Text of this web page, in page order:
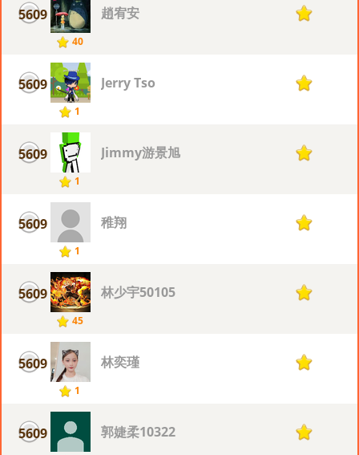
5609
40
趙宥安 1
5609
1
Jerry Tso 1
5609
1
Jimmy游景旭 1
5609
1
稚翔 1
5609
45
林少宇50105 1
5609
1
林奕瑾 1
5609 郭婕柔10322 1